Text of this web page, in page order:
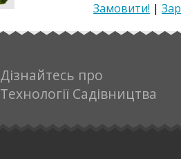
Замовити! |
Дізнайтесь про
Технології Садівництва